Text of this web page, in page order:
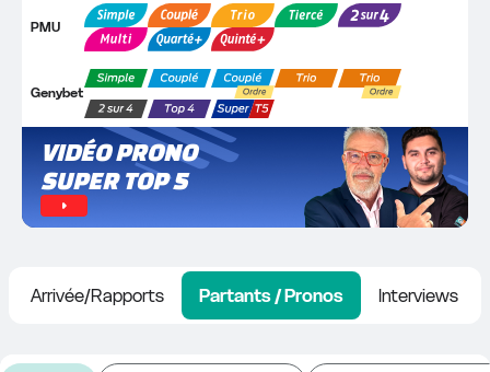
PMU
Genybet
VIDÉO PRONO
SUPER TOP 5
Arrivée/Rapports Partants / Pronos Interviews